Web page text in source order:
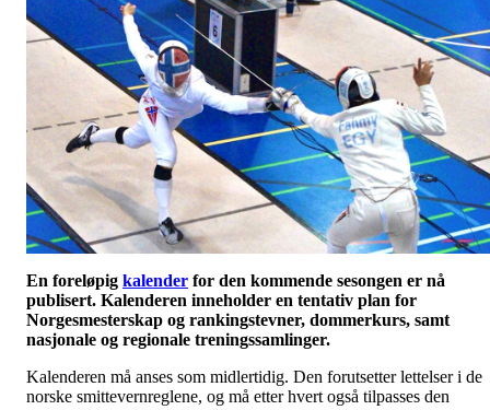
En foreløpig kalender for den kommende sesongen er nå
publisert. Kalenderen inneholder en tentativ plan for
Norgesmesterskap og rankingstevner, dommerkurs, samt
nasjonale og regionale treningssamlinger.
Kalenderen må anses som midlertidig. Den forutsetter lettelser i de
norske smittevernreglene, og må etter hvert også tilpasses den